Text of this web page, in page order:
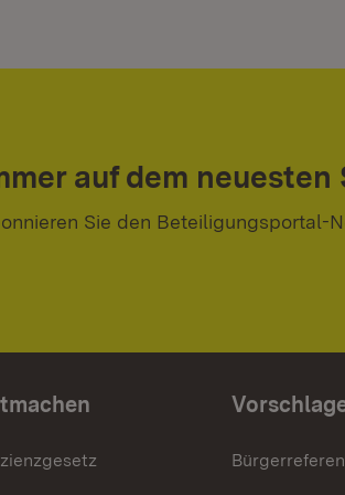
auf dem neuesten
Sie den Beteiligungsportal-